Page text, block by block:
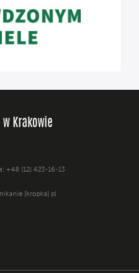
w Krakowie
+48 (12) 423-16-13
[kropka] pl